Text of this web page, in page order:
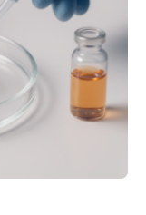
Würzburg. Die
ist die häufigste
dazu, dass
Herzmuskel zu